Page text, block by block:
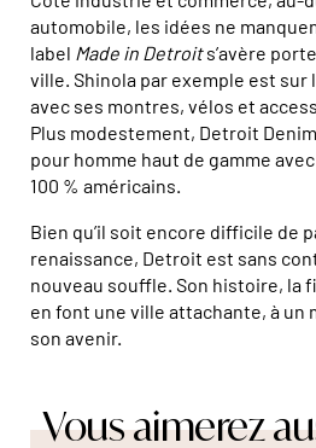
automobile, les idées ne
label Made in Detroits’avère
ville. Shinola par exemple est sur
avec ses montres, vélos et
Plus modestement, Detroit
pour homme haut de gamme
100 % américains.
Bien qu’il soit encore difficile de
renaissance, Detroit est sans
nouveau souffle. Son histoire, la
en font une ville attachante, à un
son avenir.
Vous aimerez